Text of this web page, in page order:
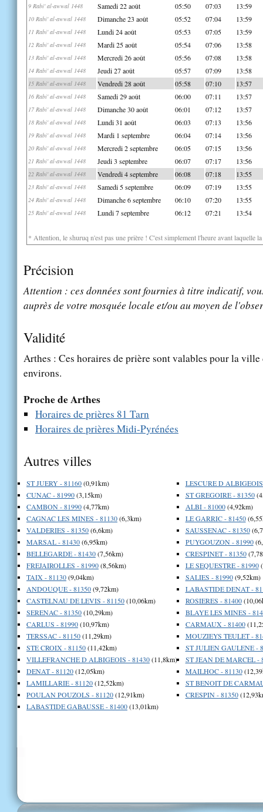
9 Rabi' al-awwal 1448 Samedi 22 août 05:50 07:03 13:59
10 Rabi' al-awwal 1448 Dimanche 23 août 05:52 07:04 13:59
11 Rabi' al-awwal 1448 Lundi 24 août 05:53 07:05 13:59
12 Rabi' al-awwal 1448 Mardi 25 août 05:54 07:06 13:58
13 Rabi' al-awwal 1448 Mercredi 26 août 05:56 07:08 13:58
14 Rabi' al-awwal 1448 Jeudi 27 août 05:57 07:09 13:58
15 Rabi' al-awwal 1448 Vendredi 28 août 05:58 07:10 13:57
16 Rabi' al-awwal 1448 Samedi 29 août 06:00 07:11 13:57
17 Rabi' al-awwal 1448 Dimanche 30 août 06:01 07:12 13:57
18 Rabi' al-awwal 1448 Lundi 31 août 06:03 07:13 13:56
19 Rabi' al-awwal 1448 Mardi 1 septembre 06:04 07:14 13:56
20 Rabi' al-awwal 1448 Mercredi 2 septembre 06:05 07:15 13:56
21 Rabi' al-awwal 1448 Jeudi 3 septembre 06:07 07:17 13:56
22 Rabi' al-awwal 1448 Vendredi 4 septembre 06:08 07:18 13:55
23 Rabi' al-awwal 1448 Samedi 5 septembre 06:09 07:19 13:55
24 Rabi' al-awwal 1448 Dimanche 6 septembre 06:10 07:20 13:55
25 Rabi' al-awwal 1448 Lundi 7 septembre 06:12 07:21 13:54
* Attention, le shuruq n'est pas une prière ! C'est simplement l'heure avant laquelle
Précision
Attention : ces données sont fournies à titre indicatif,
auprès de votre mosquée locale et/ou au moyen de
Validité
Arthes : Ces horaires de prière sont valables pour la
environs.
Proche de Arthes
Horaires de prières 81 Tarn
Horaires de prières Midi-Pyrénées
Autres villes
ST JUERY - 81160(0,91km)
CUNAC - 81990(3,15km)
CAMBON - 81990(4,77km)
CAGNAC LES MINES - 81130(6,3km)
VALDERIES - 81350(6,6km)
MARSAL - 81430(6,95km)
BELLEGARDE - 81430(7,56km)
FREJAIROLLES - 81990(8,56km)
TAIX - 81130(9,04km)
ANDOUQUE - 81350(9,72km)
CASTELNAU DE LEVIS - 81150(10,06km)
SERENAC - 81350(10,29km)
CARLUS - 81990(10,97km)
TERSSAC - 81150(11,29km)
STE CROIX - 81150(11,42km)
VILLEFRANCHE D ALBIGEOIS - 81430(11,8km)
DENAT - 81120(12,05km)
LAMILLARIE - 81120(12,52km)
POULAN POUZOLS - 81120(12,91km)
LABASTIDE GABAUSSE - 81400(13,01km)
LESCURE D
ST GREGOIRE - 81350
ALBI - 81000(4,92km)
LE GARRIC - 81450
SAUSSENAC - 81350
PUYGOUZON - 81990
CRESPINET - 81350
LE SEQUESTRE - 81990
SALIES - 81990(9,52km)
LABASTIDE DENAT -
ROSIERES - 81400
BLAYE LES MINES -
CARMAUX - 81400
MOUZIEYS TEULET -
ST JULIEN GAULENE -
ST JEAN DE MARCEL -
MAILHOC - 81130
ST BENOIT DE
CRESPIN - 81350